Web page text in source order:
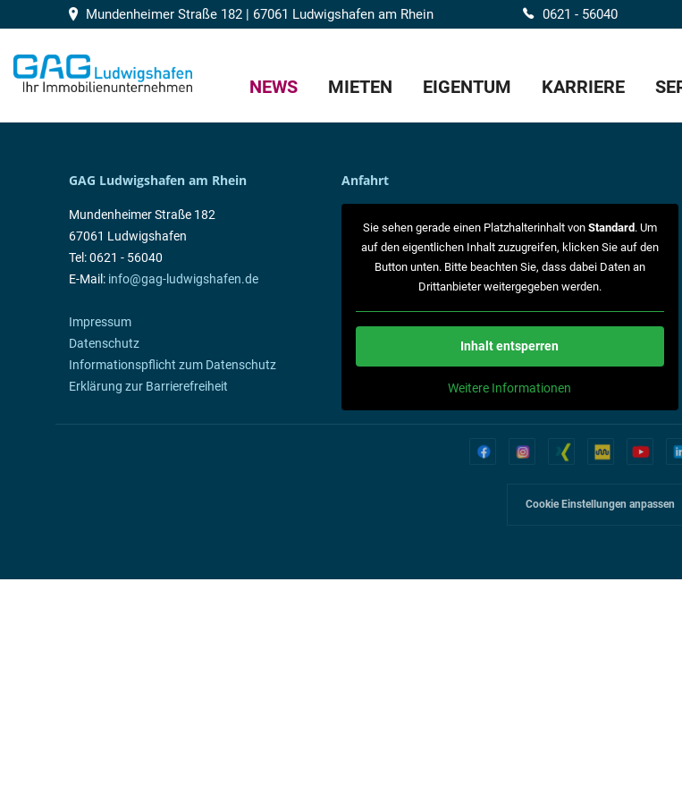
Mundenheimer Straße 182 | 67061 Ludwigshafen am Rhein 0621 - 56040
NEWS MIETEN EIGENTUM KARRIERE
GAG Ludwigshafen am Rhein
Mundenheimer Straße 182
67061 Ludwigshafen
Tel: 0621 - 56040
E-Mail: info@gag-ludwigshafen.de
Impressum
Datenschutz
Informationspflicht zum Datenschutz
Erklärung zur Barrierefreiheit
Anfahrt
Sie sehen gerade einen Platzhalterinhalt von Standard. Um
auf den eigentlichen Inhalt zuzugreifen, klicken Sie auf den
Button unten. Bitte beachten Sie, dass dabei Daten an
Drittanbieter weitergegeben werden.
Inhalt entsperren
Weitere Informationen
Cookie Einstellungen anpassen